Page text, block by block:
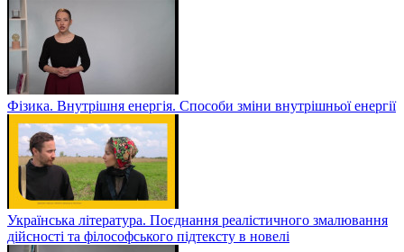
Фізика. Внутрішня енергія. Способи зміни внутрішньої енергії
Українська література. Поєднання реалістичного змалювання
дійсності та філософського підтексту в новелі